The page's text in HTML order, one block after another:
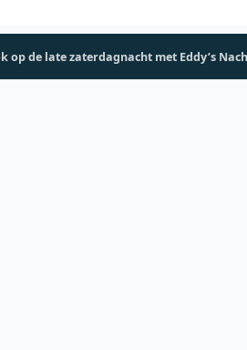
op de late zaterdagnacht met Eddy’s